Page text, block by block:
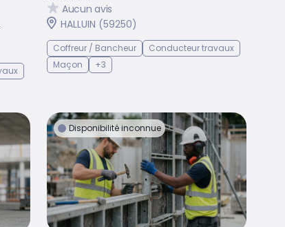
Aucun avis
HALLUIN (59250)
Coffreur / Bancheur
Conducteur travaux
Maçon
+3
Disponibilité inconnue